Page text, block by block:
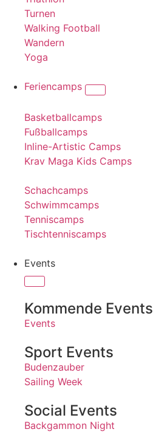
Turnen
Walking Football
Wandern
Yoga
Feriencamps
Basketballcamps
Fußballcamps
Inline-Artistic Camps
Krav Maga Kids Camps
Schachcamps
Schwimmcamps
Tenniscamps
Tischtenniscamps
Events
Kommende Events
Events
Sport Events
Budenzauber
Sailing Week
Social Events
Backgammon Night